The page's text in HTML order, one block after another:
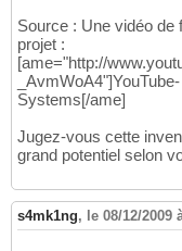
Source : Une vidéo de
projet :
[ame="http://
Systems[/ame]
Jugez-vous cette
grand potentiel selon
s4mk1ng, le 08/12/2009